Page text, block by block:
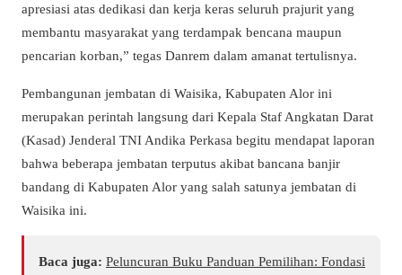
apresiasi atas dedikasi dan kerja keras seluruh prajurit yang
membantu masyarakat yang terdampak bencana maupun
pencarian korban,” tegas Danrem dalam amanat tertulisnya.
Pembangunan jembatan di Waisika, Kabupaten Alor ini
merupakan perintah langsung dari Kepala Staf Angkatan Darat
(Kasad) Jenderal TNI Andika Perkasa begitu mendapat laporan
bahwa beberapa jembatan terputus akibat bancana banjir
bandang di Kabupaten Alor yang salah satunya jembatan di
Waisika ini.
Baca juga: Peluncuran Buku Panduan Pemilihan: Fondasi